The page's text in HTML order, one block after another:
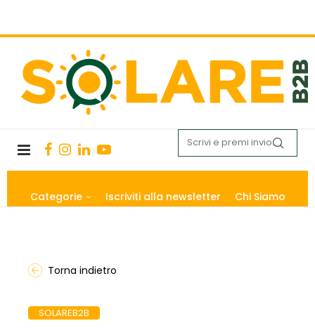
Categorie Iscriviti alla newsletter Chi Siamo
Torna indietro
SOLAREB2B